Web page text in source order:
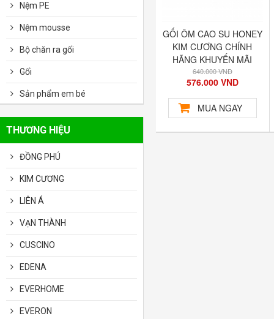
GỐI ÔM CAO SU HONEY
KIM CƯƠNG CHÍNH
HÃNG KHUYẾN MÃI
640.000 VND
576.000 VND
MUA NGAY
Nệm PE
Nệm mousse
Bộ chăn ra gối
Gối
Sản phẩm em bé
THƯƠNG HIỆU
ĐỒNG PHÚ
KIM CƯƠNG
LIÊN Á
VẠN THÀNH
CUSCINO
EDENA
EVERHOME
EVERON